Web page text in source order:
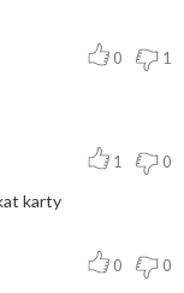
0 1
1 0
karty
0 0